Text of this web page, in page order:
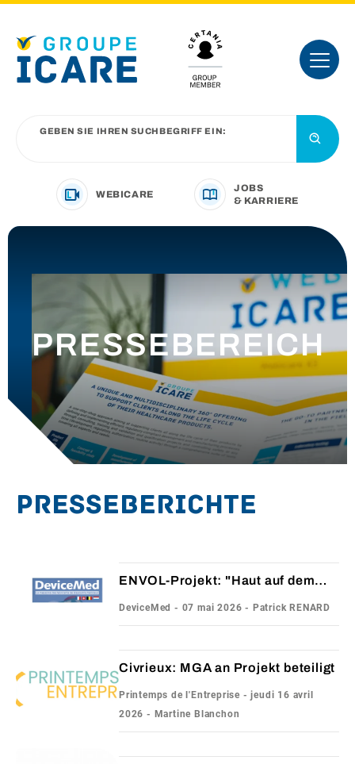
GEBEN SIE IHREN SUCHBEGRIFF EIN:
WEBICARE
JOBS
& KARRIERE
UNSER ANGEBOT
VORSTELLUNG DER GRUPPE
UNSERE NACHRICHTEN
KONTAKT
PRESSEBEREICH
Presseberichte
ENVOL-Projekt: "Haut auf dem
DeviceMed - 07 mai 2026 - Patrick RENARD
Civrieux: MGA an Projekt beteiligt
Printemps de l'Entreprise - jeudi 16 avril
2026 - Martine Blanchon